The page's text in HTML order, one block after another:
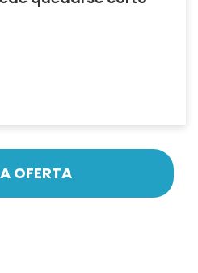
OFERTA